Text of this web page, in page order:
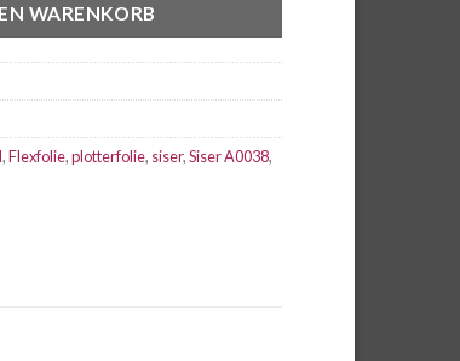
WARENKORB
,Flexfolie,plotterfolie, siser,Siser A0038,